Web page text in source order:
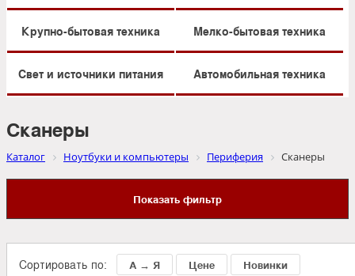
Крупно-бытовая техника Мелко-бытовая техника
Свет и источники питания Автомобильная техника
Сканеры
Каталог Ноутбуки и компьютеры Периферия Сканеры
Показать фильтр
Сортировать по: А → Я Цене Новинки